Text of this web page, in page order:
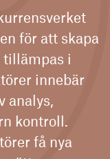
för att skapa
tillämpas i
innebär
analys,
kontroll.
få nya